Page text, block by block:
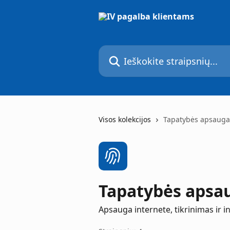
Ieškokite straipsnių...
Visos kolekcijos Tapatybės apsauga
Tapatybės
Apsauga internete, tikrinimas ir